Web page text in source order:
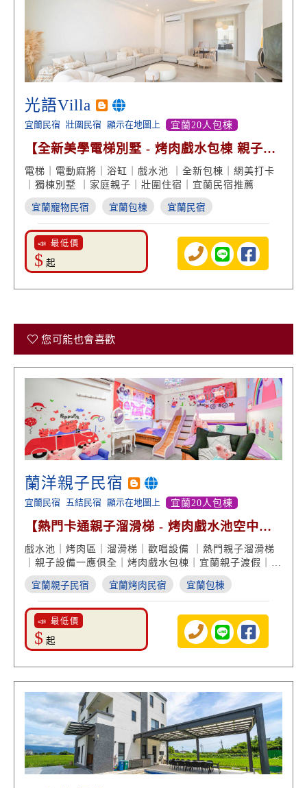
光語Villa
宜蘭民宿 壯圍民宿 顯示在地圖上 宜蘭20人包棟
【全新美學電梯別墅 - 烤肉戲水包棟 親子遊
戲 泡澡賞景】
電梯｜電動麻將｜浴缸｜戲水池 ｜全新包棟｜網美打卡
｜獨棟別墅 ｜家庭親子｜壯圍住宿｜宜蘭民宿推薦
宜蘭寵物民宿 宜蘭包棟 宜蘭民宿
📣 最低價
$ 起
您可能也會喜歡
蘭洋親子民宿
宜蘭民宿 五結民宿 顯示在地圖上 宜蘭20人包棟
【熱門卡通親子溜滑梯 - 烤肉戲水池空中美
景】
戲水池｜烤肉區｜溜滑梯｜歡唱設備 ｜熱門親子溜滑梯
｜親子設備一應俱全｜烤肉戲水包棟｜宜蘭親子渡假｜家
庭旅遊
宜蘭親子民宿 宜蘭烤肉民宿 宜蘭包棟
📣 最低價
$ 起